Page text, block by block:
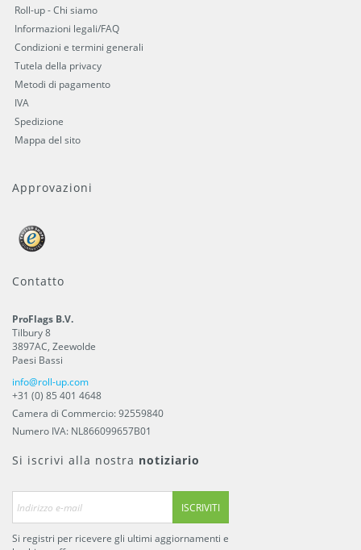
Roll-up - Chi siamo
Informazioni legali/FAQ
Condizioni e termini generali
Tutela della privacy
Metodi di pagamento
IVA
Spedizione
Mappa del sito
Approvazioni
Contatto
ProFlags B.V.
Tilbury 8
3897AC, Zeewolde
Paesi Bassi
info@roll-up.com
+31 (0) 85 401 4648
Camera di Commercio: 92559840
Numero IVA: NL866099657B01
Si iscrivi alla nostra notiziario
ISCRIVITI
Si registri per ricevere gli ultimi aggiornamenti e